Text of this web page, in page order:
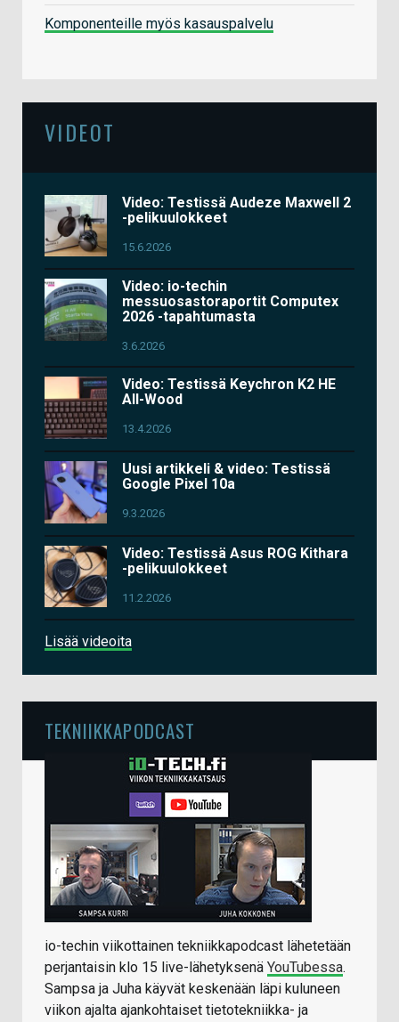
Komponenteille myös kasauspalvelu
VIDEOT
Video: Testissä Audeze Maxwell 2
-pelikuulokkeet
15.6.2026
Video: io-techin
messuosastoraportit Computex
2026 -tapahtumasta
3.6.2026
Video: Testissä Keychron K2 HE
All-Wood
13.4.2026
Uusi artikkeli & video: Testissä
Google Pixel 10a
9.3.2026
Video: Testissä Asus ROG Kithara
-pelikuulokkeet
11.2.2026
Lisää videoita
TEKNIIKKAPODCAST
io-techin viikottainen tekniikkapodcast lähetetään
perjantaisin klo 15 live-lähetyksenä YouTubessa.
Sampsa ja Juha käyvät keskenään läpi kuluneen
viikon ajalta ajankohtaiset tietotekniikka- ja